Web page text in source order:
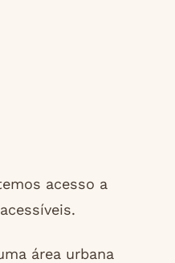
acesso a
área urbana